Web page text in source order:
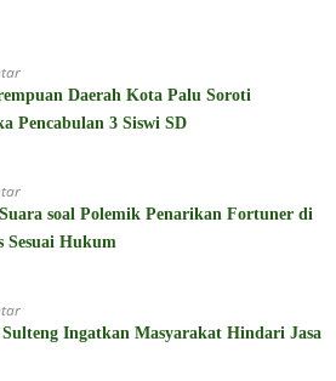
Daerah Kota Palu Soroti
Pencabulan 3 Siswi SD
soal Polemik Penarikan Fortuner di
Sesuai Hukum
Ingatkan Masyarakat Hindari Jasa